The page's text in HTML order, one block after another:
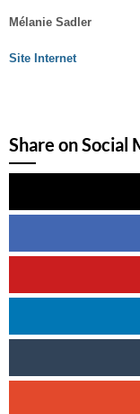
Mélanie Sadler
Site Internet
Share on Social